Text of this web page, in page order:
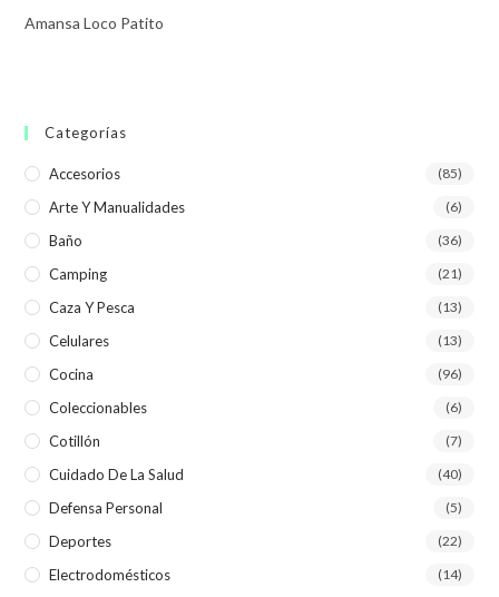
Amansa Loco Patito
Categorías
Accesorios (85)
Arte Y Manualidades (6)
Baño (36)
Camping (21)
Caza Y Pesca (13)
Celulares (13)
Cocina (96)
Coleccionables (6)
Cotillón (7)
Cuidado De La Salud (40)
Defensa Personal (5)
Deportes (22)
Electrodomésticos (14)